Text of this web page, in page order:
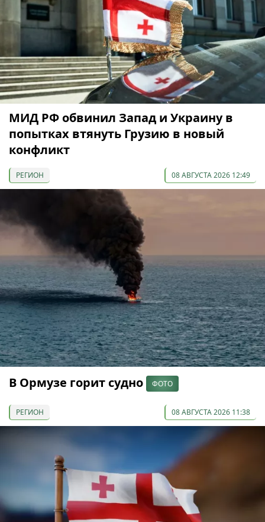
МИД РФ обвинил Запад и Украину в
попытках втянуть Грузию в новый
конфликт
РЕГИОН 08 АВГУСТА 2026 12:49
В Ормузе горит судно ФОТО
РЕГИОН 08 АВГУСТА 2026 11:38